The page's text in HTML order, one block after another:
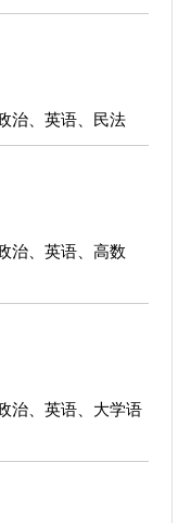
治、英语、民法
治、英语、高数
治、英语、大学语